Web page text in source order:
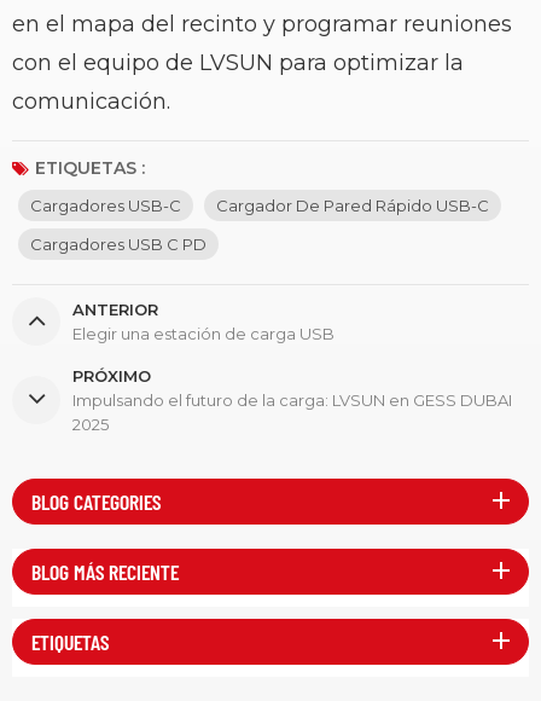
en el mapa del recinto y programar reuniones
con el equipo de LVSUN para optimizar la
comunicación.
ETIQUETAS :
Cargadores USB-C
Cargador De Pared Rápido USB-C
Cargadores USB C PD
ANTERIOR
Elegir una estación de carga USB
PRÓXIMO
Impulsando el futuro de la carga: LVSUN en GESS DUBAI
2025
BLOG CATEGORIES
BLOG MÁS RECIENTE
ETIQUETAS